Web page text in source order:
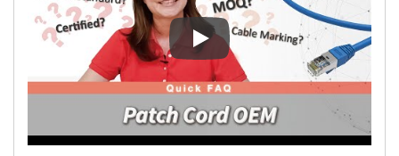
Amit talán tud a patch kábelről